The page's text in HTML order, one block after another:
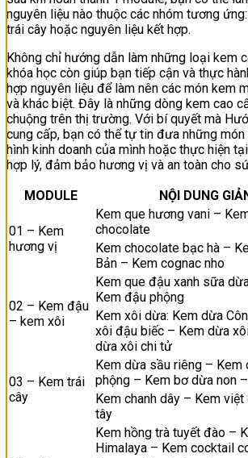
nguyên liệu nào thuộc các nhóm tương
trái cây hoặc nguyên liệu kết hợp.
Không chỉ hướng dẫn làm những loại kem
khóa học còn giúp bạn tiếp cận và thực
hợp nguyên liệu để làm nên các món kem
và khác biệt. Đây là những dòng kem cao
chuộng trên thị trường. Với bí quyết mà
cung cấp, bạn có thể tự tin đưa những
hình kinh doanh của mình hoặc thực hiện
hợp lý, đảm bảo hương vị và an toàn cho
MODULE
NỘI DUNG
01 – Kem
hương vị
Kem que hương vani –
chocolate
Kem chocolate bạc hà –
Bản – Kem cognac nho
02 – Kem đậu
– kem xôi
Kem que đậu xanh sữa
Kem đậu phộng
Kem xôi dừa: Kem dừa
xôi đậu biếc – Kem dừa
dừa xôi chi tử
03 – Kem trái
cây
Kem dừa sầu riêng – Kem
phộng – Kem bơ dừa non
Kem chanh dây – Kem
tây
Kem hồng trà tuyết đào –
Himalaya – Kem cocktail